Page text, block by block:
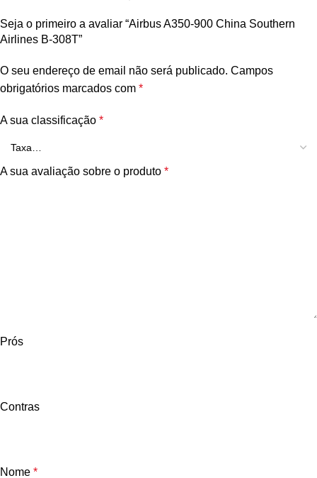
Seja o primeiro a avaliar “Airbus A350-900 China Southern
Airlines B-308T”
O seu endereço de email não será publicado. Campos
obrigatórios marcados com *
A sua classificação *
A sua avaliação sobre o produto *
Prós
Contras
Nome *